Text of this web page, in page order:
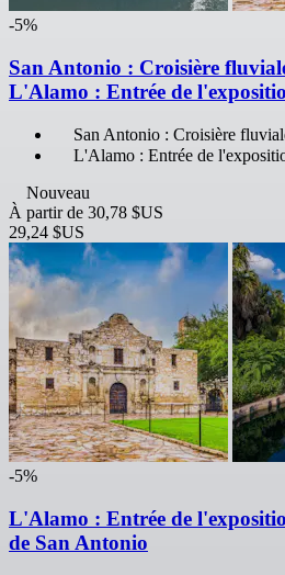
-5%
San Antonio : Croisière
L'Alamo : Entrée de
San Antonio : Croisière
L'Alamo : Entrée de
Nouveau
À partir de 30,78 $US
29,24 $US
-5%
L'Alamo : Entrée de
de San Antonio